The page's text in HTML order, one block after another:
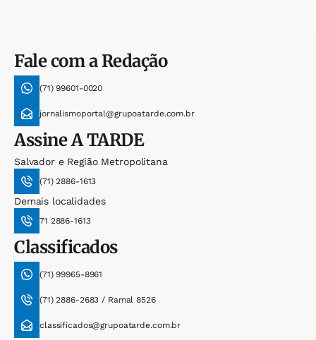
Fale com a Redação
(71) 99601-0020
jornalismoportal@grupoatarde.com.br
AssineA TARDE
Salvador e Região Metropolitana
(71) 2886-1613
Demais localidades
71 2886-1613
Classificados
(71) 99965-8961
(71) 2886-2683 / Ramal 8526
classificados@grupoatarde.com.br